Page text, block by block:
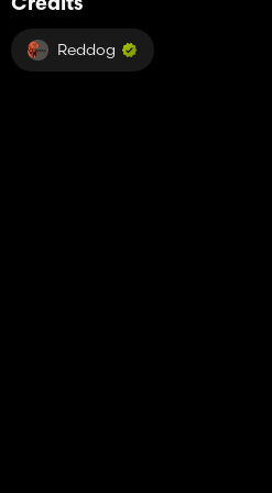
Credits
Reddog